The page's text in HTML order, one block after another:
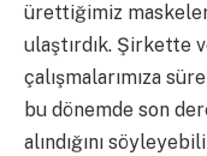
ürettiğimiz
ulaştırdık. Şirkette
çalışmalarımıza
bu dönemde son
alındığını